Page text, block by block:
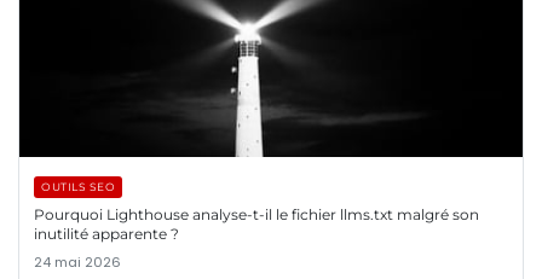
OUTILS SEO
Pourquoi Lighthouse analyse-t-il le fichier llms.txt malgré son
inutilité apparente ?
24 mai 2026